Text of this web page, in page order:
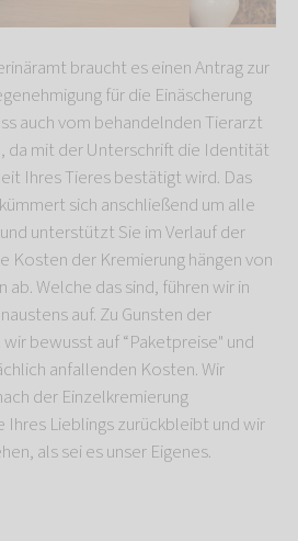
braucht es einen Antrag zur
für die Einäscherung
auch vom behandelnden Tierarzt
da mit der Unterschrift die Identität
Ihres Tieres bestätigt wird. Das
sich anschließend um alle
unterstützt Sie im Verlauf der
Kosten der Kremierung hängen von
Welche das sind, führen wir in
auf. Zu Gunsten der
bewusst auf “Paketpreise" und
anfallenden Kosten. Wir
der Einzelkremierung
Ihres Lieblings zurückbleibt und wir
als sei es unser Eigenes.